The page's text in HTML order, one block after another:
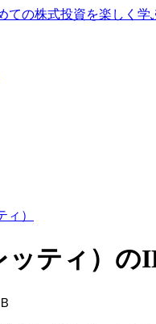
ィ）
ッティ）の